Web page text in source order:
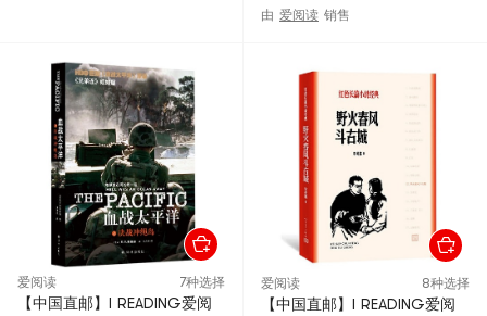
由 爱阅读 销售
爱阅读 7种选择
【中国直邮】I READING爱阅
爱阅读 8种选择
【中国直邮】I READING爱阅